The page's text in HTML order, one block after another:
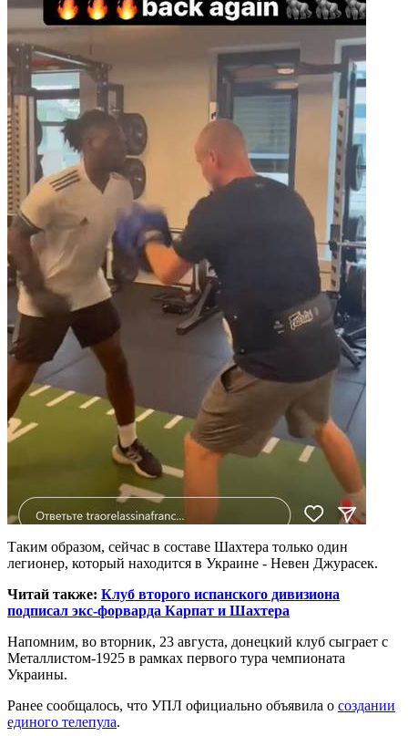
Таким образом, сейчас в составе Шахтера только один
легионер, который находится в Украине - Невен Джурасек.
Читай также: Клуб второго испанского дивизиона
подписал экс-форварда Карпат и Шахтера
Напомним, во вторник, 23 августа, донецкий клуб сыграет с
Металлистом-1925 в рамках первого тура чемпионата
Украины.
Ранее сообщалось, что УПЛ официально объявила о создании
единого телепула.